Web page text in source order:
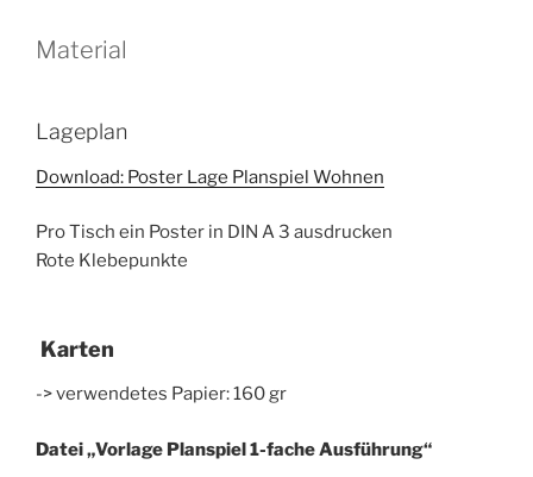
Material
Lageplan
Download: Poster Lage Planspiel Wohnen
Pro Tisch ein Poster in DIN A 3 ausdrucken
Rote Klebepunkte
Karten
-> verwendetes Papier: 160 gr
Datei „Vorlage Planspiel 1-fache Ausführung“